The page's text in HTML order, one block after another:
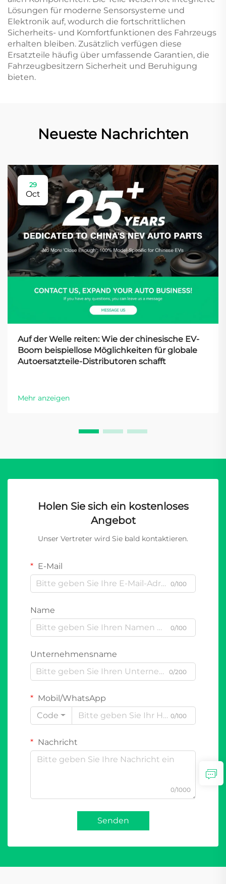
Lösungen für moderne Sensorsysteme und
Elektronik auf, wodurch die fortschrittlichen
Sicherheits- und Komfortfunktionen des Fahrzeugs
erhalten bleiben. Zusätzlich verfügen diese
Ersatzteile häufig über umfassende Garantien, die
Fahrzeugbesitzern Sicherheit und Beruhigung
bieten.
Neueste Nachrichten
29
Oct
Auf der Welle reiten: Wie der chinesische EV-
Boom beispiellose Möglichkeiten für globale
Autoersatzteile-Distributoren schafft
Mehr anzeigen
Holen Sie sich ein kostenloses
Angebot
Unser Vertreter wird Sie bald kontaktieren.
E-Mail
0/100
Name
0/100
Unternehmensname
0/200
Mobil/WhatsApp
Code
0/100
Nachricht
0/1000
Senden